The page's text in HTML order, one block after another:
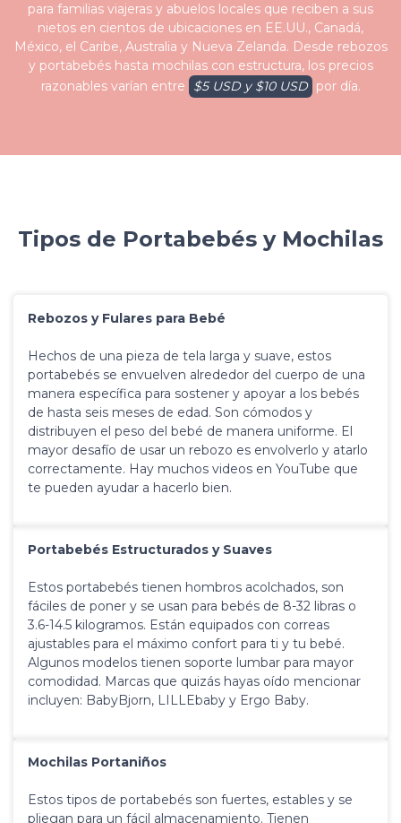
para familias viajeras y abuelos locales que reciben a sus
nietos en cientos de ubicaciones en EE.UU., Canadá,
México, el Caribe, Australia y Nueva Zelanda. Desde rebozos
y portabebés hasta mochilas con estructura, los precios
razonables varían entre
$5 USD y $10 USD por día.
Tipos de Portabebés y Mochilas
Rebozos y Fulares para Bebé
Hechos de una pieza de tela larga y suave, estos
portabebés se envuelven alrededor del cuerpo de una
manera específica para sostener y apoyar a los bebés
de hasta seis meses de edad. Son cómodos y
distribuyen el peso del bebé de manera uniforme. El
mayor desafío de usar un rebozo es envolverlo y atarlo
correctamente. Hay muchos videos en YouTube que
te pueden ayudar a hacerlo bien.
Portabebés Estructurados y Suaves
Estos portabebés tienen hombros acolchados, son
fáciles de poner y se usan para bebés de 8-32 libras o
3.6-14.5 kilogramos. Están equipados con correas
ajustables para el máximo confort para ti y tu bebé.
Algunos modelos tienen soporte lumbar para mayor
comodidad. Marcas que quizás hayas oído mencionar
incluyen: BabyBjorn, LILLEbaby y Ergo Baby.
Mochilas Portaniños
Estos tipos de portabebés son fuertes, estables y se
pliegan para un fácil almacenamiento. Tienen